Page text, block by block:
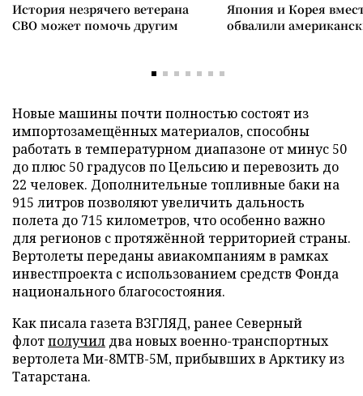
История незрячего ветерана
СВО может помочь другим
Япония и Корея
обвалили
Новые машины почти полностью состоят из
импортозамещённых материалов, способны
работать в температурном диапазоне от минус 50
до плюс 50 градусов по Цельсию и перевозить до
22 человек. Дополнительные топливные баки на
915 литров позволяют увеличить дальность
полета до 715 километров, что особенно важно
для регионов с протяжённой территорией страны.
Вертолеты переданы авиакомпаниям в рамках
инвестпроекта с использованием средств Фонда
национального благосостояния.
Как писала газета ВЗГЛЯД, ранее Северный
флотполучил два новых военно-транспортных
вертолета Ми-8МТВ-5М, прибывших в Арктику из
Татарстана.